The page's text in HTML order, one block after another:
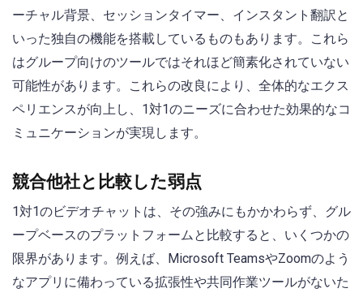
ーチャル背景、セッションタイマー、インスタント翻訳と
いった独自の機能を搭載しているものもあります。これら
はグループ向けのツールではそれほど簡素化されていない
可能性があります。これらの改良により、全体的なエクス
ペリエンスが向上し、1対1のニーズに合わせた効果的なコ
ミュニケーションが実現します。
競合他社と比較した弱点
1対1のビデオチャットは、その強みにもかかわらず、グル
ープベースのプラットフォームと比較すると、いくつかの
限界があります。例えば、Microsoft TeamsやZoomのよう
なアプリに備わっている拡張性や共同作業ツールがないた